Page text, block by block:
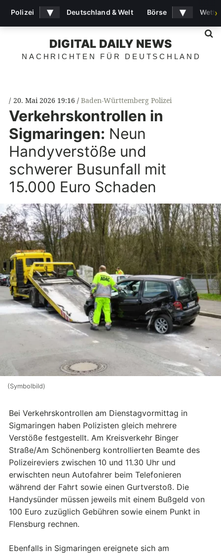
DIGITAL DAILY NEWS
NACHRICHTEN FÜR DEUTSCHLAND
20. Mai 2026 19:16 Baden-Württemberg Polizei
Verkehrskontrollen in
Sigmaringen: Neun
Handyverstöße und
schwerer Busunfall mit
15.000 Euro Schaden
(Symbolbild)
Bei Verkehrskontrollen am Dienstagvormittag in
Sigmaringen haben Polizisten gleich mehrere
Verstöße festgestellt. Am Kreisverkehr Binger
Straße/Am Schönenberg kontrollierten Beamte des
Polizeireviers zwischen 10 und 11.30 Uhr und
erwischten neun Autofahrer beim Telefonieren
während der Fahrt sowie einen Gurtverstoß. Die
Handysünder müssen jeweils mit einem Bußgeld von
100 Euro zuzüglich Gebühren sowie einem Punkt in
Flensburg rechnen.
Ebenfalls in Sigmaringen ereignete sich am
Polizei ▾ Deutschland & Welt Börse ▾ ›